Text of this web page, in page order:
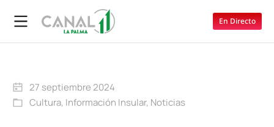
En Directo
27 septiembre 2024
Cultura, Información Insular, Noticias